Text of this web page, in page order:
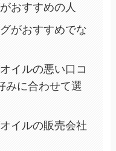
おすすめの人
がおすすめでな
イルの悪い口コ
みに合わせて選
イルの販売会社